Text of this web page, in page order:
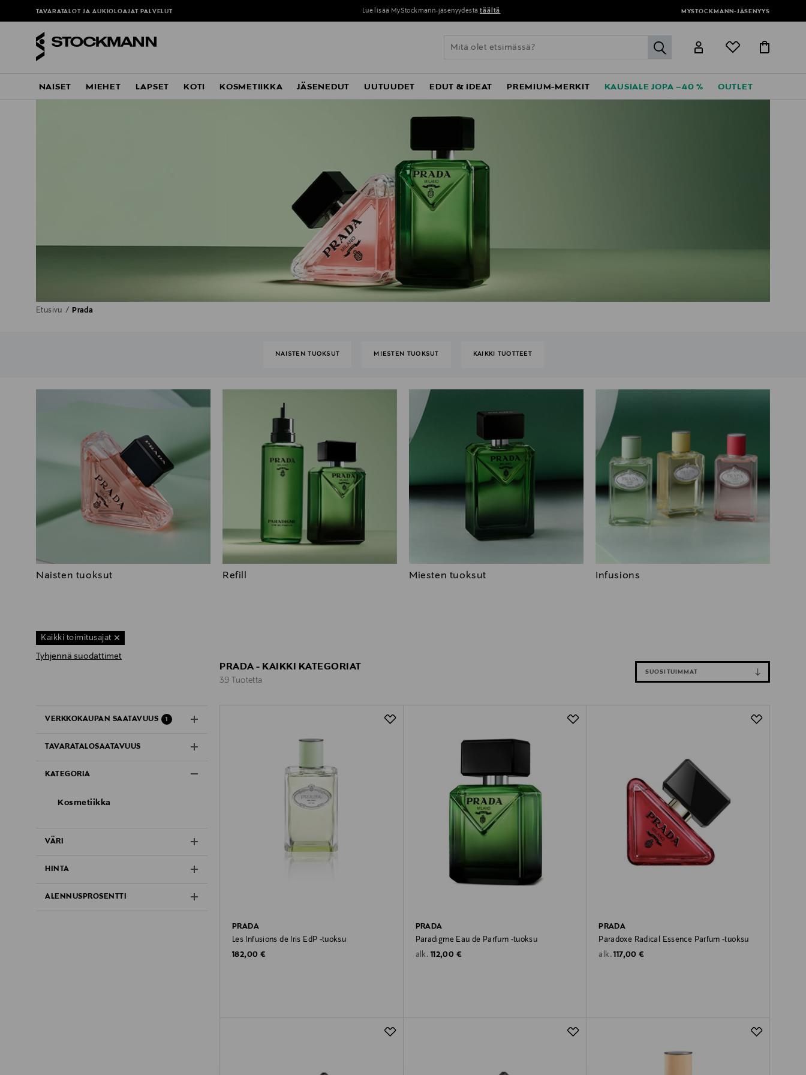
TAVARATALOT JA AUKIOLOAJAT PALVELUT Lue lisää MyStockmann-jäsenyydestä täältä MYSTOCKMANN-JÄSENYYS
label.header.go
NAISET MIEHET LAPSET KOTI KOSMETIIKKA JÄSENEDUT UUTUUDET EDUT & IDEAT PREMIUM-MERKIT KAUSIALE JOPA –40 % OUTLET
Etusivu Prada
NAISTEN TUOKSUT MIESTEN TUOKSUT KAIKKI TUOTTEET
Naisten tuoksut Refill Miesten tuoksut Infusions
Kaikki toimitusajat
Tyhjennä suodattimet
VERKKOKAUPAN SAATAVUUS 1
TAVARATALOSAATAVUUS
KATEGORIA
Kosmetiikka
VÄRI
HINTA
ALENNUSPROSENTTI
PRADA - KAIKKI KATEGORIAT
39 Tuotetta
SUOSITUIMMAT
PRADA
Les Infusions de Iris EdP -tuoksu
Original Price
182,00 €
PRADA
Paradigme Eau de Parfum -tuoksu
alk. Original Price
112,00 €
PRADA
Paradoxe Radical Essence Parfum -tuoksu
alk. Original Price
117,00 €